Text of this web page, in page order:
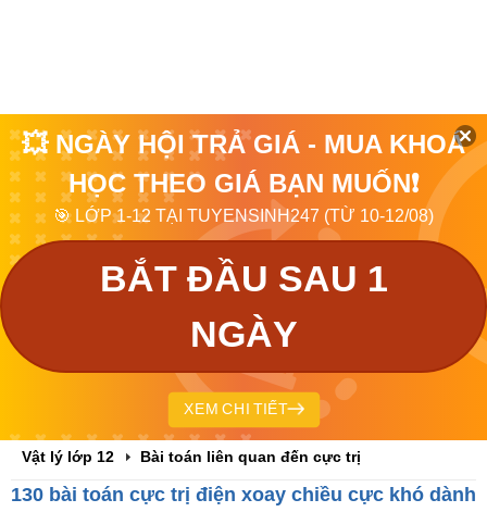
💥 NGÀY HỘI TRẢ GIÁ - MUA KHOÁ
HỌC THEO GIÁ BẠN MUỐN❗
🎯 LỚP 1-12 TẠI TUYENSINH247 (TỪ 10-12/08)
BẮT ĐẦU SAU 1
NGÀY
XEM CHI TIẾT
Vật lý lớp 12 Bài toán liên quan đến cực trị
130 bài toán cực trị điện xoay chiều cực khó dành